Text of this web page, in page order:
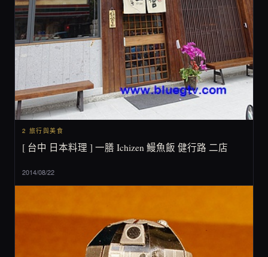
2 旅行與美食
[ 台中 日本料理 ] 一膳 Ichizen 鰻魚飯 健行路 二店
2014/08/22